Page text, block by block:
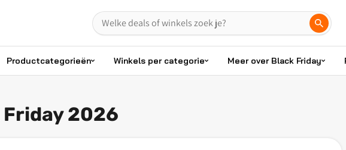
Productcategorieën Winkels per categorie Meer over Black Friday
2026